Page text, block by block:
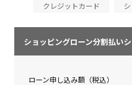
クレジットカード
ショッピングローン分割払い
ローン申し込み額（税込）